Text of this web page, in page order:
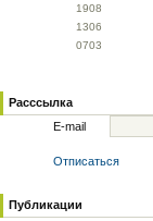
1908
1306
0703
Расссылка
E-mail
Отписаться
Публикации